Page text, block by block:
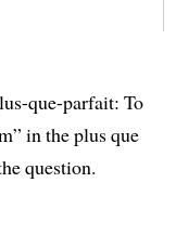
que-parfait: To
in the plus que
question.